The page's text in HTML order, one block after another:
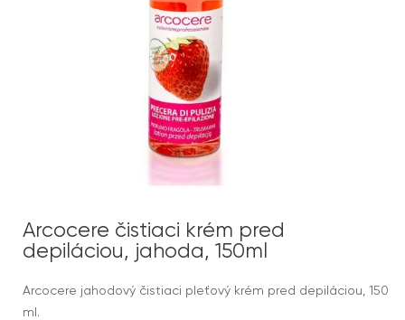
Arcocere čistiaci krém pred
depiláciou, jahoda, 150ml
Arcocere jahodový čistiaci pleťový krém pred depiláciou, 150
ml.